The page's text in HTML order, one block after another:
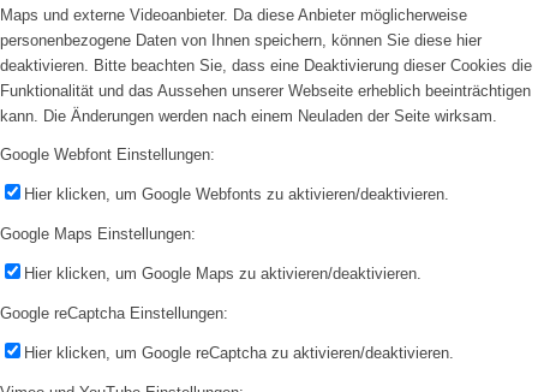
Maps und externe Videoanbieter. Da diese Anbieter möglicherweise
personenbezogene Daten von Ihnen speichern, können Sie diese hier
deaktivieren. Bitte beachten Sie, dass eine Deaktivierung dieser Cookies die
Funktionalität und das Aussehen unserer Webseite erheblich beeinträchtigen
kann. Die Änderungen werden nach einem Neuladen der Seite wirksam.
Google Webfont Einstellungen:
Hier klicken, um Google Webfonts zu aktivieren/deaktivieren.
Google Maps Einstellungen:
Hier klicken, um Google Maps zu aktivieren/deaktivieren.
Google reCaptcha Einstellungen:
Hier klicken, um Google reCaptcha zu aktivieren/deaktivieren.